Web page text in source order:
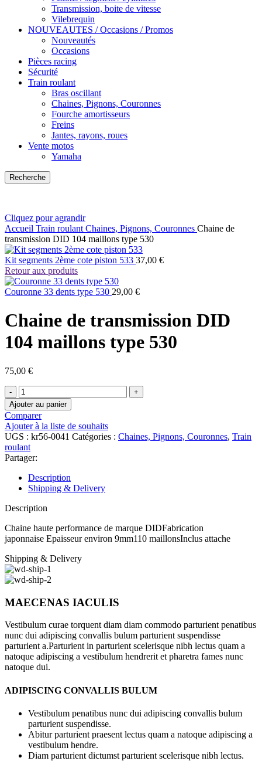
Transmission, boite de vitesse
Vilebrequin
NOUVEAUTES / Occasions / Promos
Nouveautés
Occasions
Pièces racing
Sécurité
Train roulant
Bras oscillant
Chaines, Pignons, Couronnes
Fourche amortisseurs
Freins
Jantes, rayons, roues
Vente motos
Yamaha
Recherche
Cliquez pour agrandir
Accueil Train roulant Chaines, Pignons, Couronnes Chaine de
transmission DID 104 maillons type 530
Kit segments 2ème cote piston 533 37,00 €
Retour aux produits
Couronne 33 dents type 530 29,00 €
Chaine de transmission DID
104 maillons type 530
75,00 €
quantité
de
Chaine
de
transmission
DID
104
maillons
type
530
Ajouter au panier
Comparer
Ajouter à la liste de souhaits
UGS : kr56-0041 Catégories : Chaines, Pignons, Couronnes, Train
roulant
Partager:
Description
Shipping & Delivery
Description
Chaine haute performance de marque DIDFabrication
japonnaise Epaisseur environ 9mm110 maillonsInclus attache
Shipping & Delivery
MAECENAS IACULIS
Vestibulum curae torquent diam diam commodo parturient penatibus
nunc dui adipiscing convallis bulum parturient suspendisse
parturient a.Parturient in parturient scelerisque nibh lectus quam a
natoque adipiscing a vestibulum hendrerit et pharetra fames nunc
natoque dui.
ADIPISCING CONVALLIS BULUM
Vestibulum penatibus nunc dui adipiscing convallis bulum
parturient suspendisse.
Abitur parturient praesent lectus quam a natoque adipiscing a
vestibulum hendre.
Diam parturient dictumst parturient scelerisque nibh lectus.